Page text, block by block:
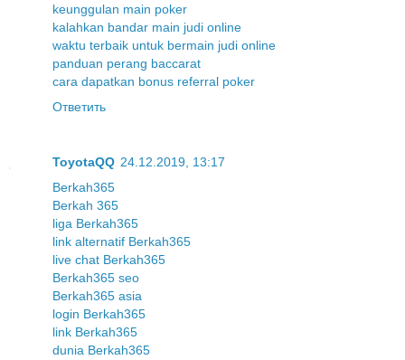
keunggulan main poker
kalahkan bandar main judi online
waktu terbaik untuk bermain judi online
panduan perang baccarat
cara dapatkan bonus referral poker
Ответить
ToyotaQQ 24.12.2019, 13:17
Berkah365
Berkah 365
liga Berkah365
link alternatif Berkah365
live chat Berkah365
Berkah365 seo
Berkah365 asia
login Berkah365
link Berkah365
dunia Berkah365